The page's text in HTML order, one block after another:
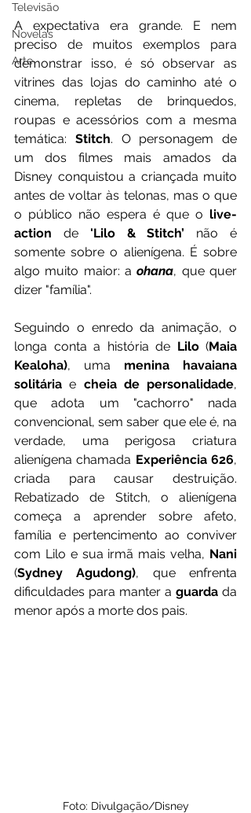
Televisão
Novelas
Arte
A expectativa era grande. E nem
preciso de muitos exemplos para
demonstrar isso, é só observar as
vitrines das lojas do caminho até o
cinema, repletas de brinquedos,
roupas e acessórios com a mesma
temática: Stitch. O personagem de
um dos filmes mais amados da
Disney conquistou a criançada muito
antes de voltar às telonas, mas o que
o público não espera é que o live-
action de 'Lilo & Stitch’ não é
somente sobre o alienígena. É sobre
algo muito maior: a ohana, que quer
dizer "família".
Seguindo o enredo da animação, o
longa conta a história de Lilo (Maia
Kealoha), uma menina havaiana
solitária e cheia de personalidade,
que adota um "cachorro" nada
convencional, sem saber que ele é, na
verdade, uma perigosa criatura
alienígena chamada Experiência 626,
criada para causar destruição.
Rebatizado de Stitch, o alienígena
começa a aprender sobre afeto,
família e pertencimento ao conviver
com Lilo e sua irmã mais velha, Nani
(Sydney Agudong), que enfrenta
dificuldades para manter a guarda da
menor após a morte dos pais.
Foto: Divulgação/Disney